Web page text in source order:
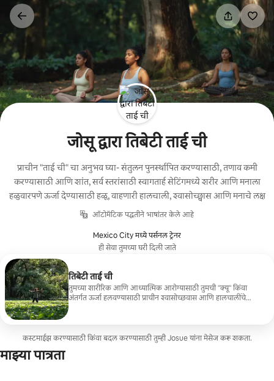
कंटेंटवर
जोसू द्वारा तिबेटी ताई ची
प्राचीन "ताई ची" चा अनुभव घ्या- संतुलन पुनर्स्थापित करण्यासाठी, तणाव कमी
करण्यासाठी आणि शांत, सर्व स्तरांसाठी स्वागतार्ह सेटिंगमध्ये शरीर आणि मनाला
हळुवारपणे ऊर्जा देण्यासाठी हळू, वाहणारी हालचाली, श्वासोच्छ्वास आणि मनाचे लक्ष
ऑटोमॅटिक पद्धतीने भाषांतर केले आहे
Mexico City मध्ये पर्सनल ट्रेनर
ही सेवा तुमच्या घरी दिली जाते
तिबेटी ताई ची
तुमच्या शारीरिक आणि आध्यात्मिक आरोग्यासाठी तुमची "क्यू" किंवा
अंतर्गत ऊर्जा हलवण्यासाठी प्राचीन श्वासोच्छवास आणि हालचालींचे
कस्टमाईझ करण्यासाठी किंवा बदल करण्यासाठी तुम्ही Josue यांना मेसेज करू शकता.
माझ्या पात्रता